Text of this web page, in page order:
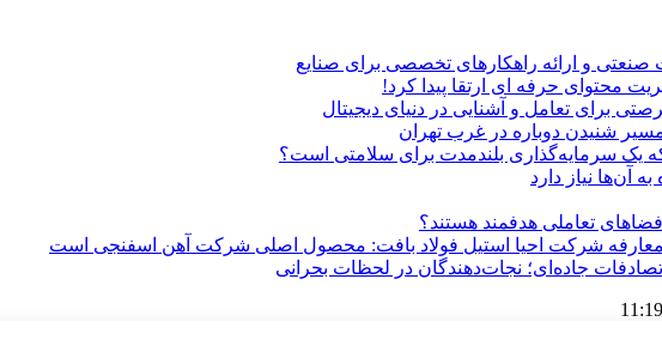
و ارائه راهکارهای تخصصی برای صنایع
محتوای حرفه ای ارتقا پیدا کرد!
برای تعامل و آشنایی در دنیای دیجیتال
شنیدن دوباره در غرب تهران
یک سرمایه‌گذاری بلندمدت برای سلامتی است؟
فضاهای تعاملی هدفمند هستند؟
شرکت احیا استیل فولاد بافت: محصول اصلی شرکت آهن اسفنجی است
جاده‌ای؛ نجات‌دهندگان در لحظات بحرانی